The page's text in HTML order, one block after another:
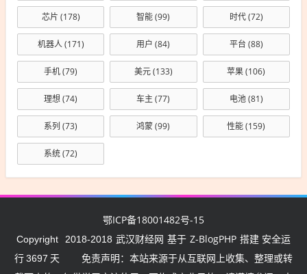
芯片 (178) 智能(99) 时代(72)
机器人(171) 用户 (84) 平台 (88)
手机(79) 美元(133) 苹果(106)
理想(74) 车主 (77) 电池(81)
系列 (73) 鸿蒙(99) 性能(159)
系统(72)
鄂ICP备18001482号-15
Copyright 2018-2018 武汉财经网 基于 Z-BlogPHP 搭建 安全运
行3697 天
免责声明：本站来源于从互联网上收集、整理或转